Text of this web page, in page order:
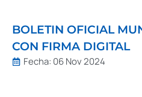
BOLETIN OFICIAL
CON FIRMA DIGITAL
Fecha: 06 Nov 2024